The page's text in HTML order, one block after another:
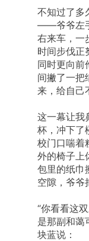
不知过了多
——爷爷左
右来车，一
时间步伐正
同时更向前
间撇了一把
来，给自己
这一幕让我
杯，冲下了
校门口喘着
外的椅子上
包里的纸巾
空隙，爷爷
“你看看这
是那副和蔼
块蓝说：